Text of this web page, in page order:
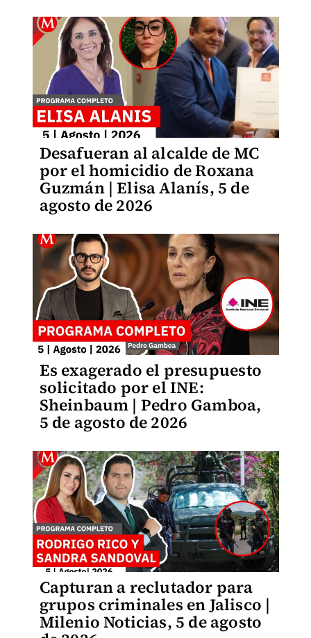
Desafueran al alcalde de MC
por el homicidio de Roxana
Guzmán | Elisa Alanís, 5 de
agosto de 2026
Es exagerado el presupuesto
solicitado por el INE:
Sheinbaum | Pedro Gamboa,
5 de agosto de 2026
Capturan a reclutador para
grupos criminales en Jalisco |
Milenio Noticias, 5 de agosto